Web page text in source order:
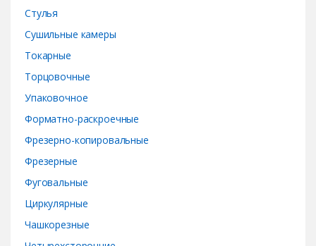
Стулья
Сушильные камеры
Токарные
Торцовочные
Упаковочное
Форматно-раскроечные
Фрезерно-копировальные
Фрезерные
Фуговальные
Циркулярные
Чашкорезные